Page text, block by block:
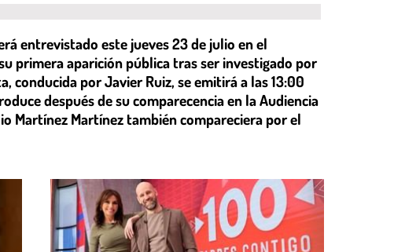
entrevistado este jueves 23 de julio en el
primera aparición pública tras ser investigado por
conducida por Javier Ruiz, se emitirá a las 13:00
después de su comparecencia en la Audiencia
Martínez Martínez también compareciera por el